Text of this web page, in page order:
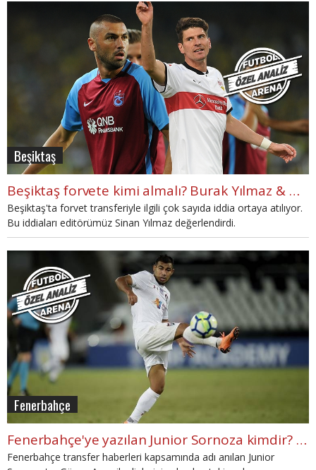
Beşiktaş
Beşiktaş forvete kimi almalı? Burak Yılmaz & Mario Gomez...
Beşiktaş'ta forvet transferiyle ilgili çok sayıda iddia ortaya atılıyor.
Bu iddiaları editörümüz Sinan Yılmaz değerlendirdi.
Fenerbahçe
Fenerbahçe'ye yazılan Junior Sornoza kimdir? Nasıl bir futbolcu?
Fenerbahçe transfer haberleri kapsamında adı anılan Junior